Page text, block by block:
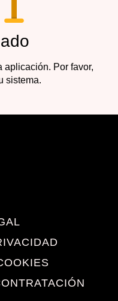
aplicación. Por favor,
sistema.